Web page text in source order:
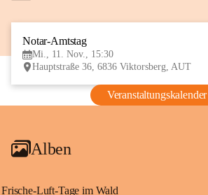
Notar-Amtstag
Mi., 11. Nov., 15:30
Hauptstraße 36, 6836 Viktorsberg, AUT
Veranstaltungskalender
Alben
Frische-Luft-Tage im Wald